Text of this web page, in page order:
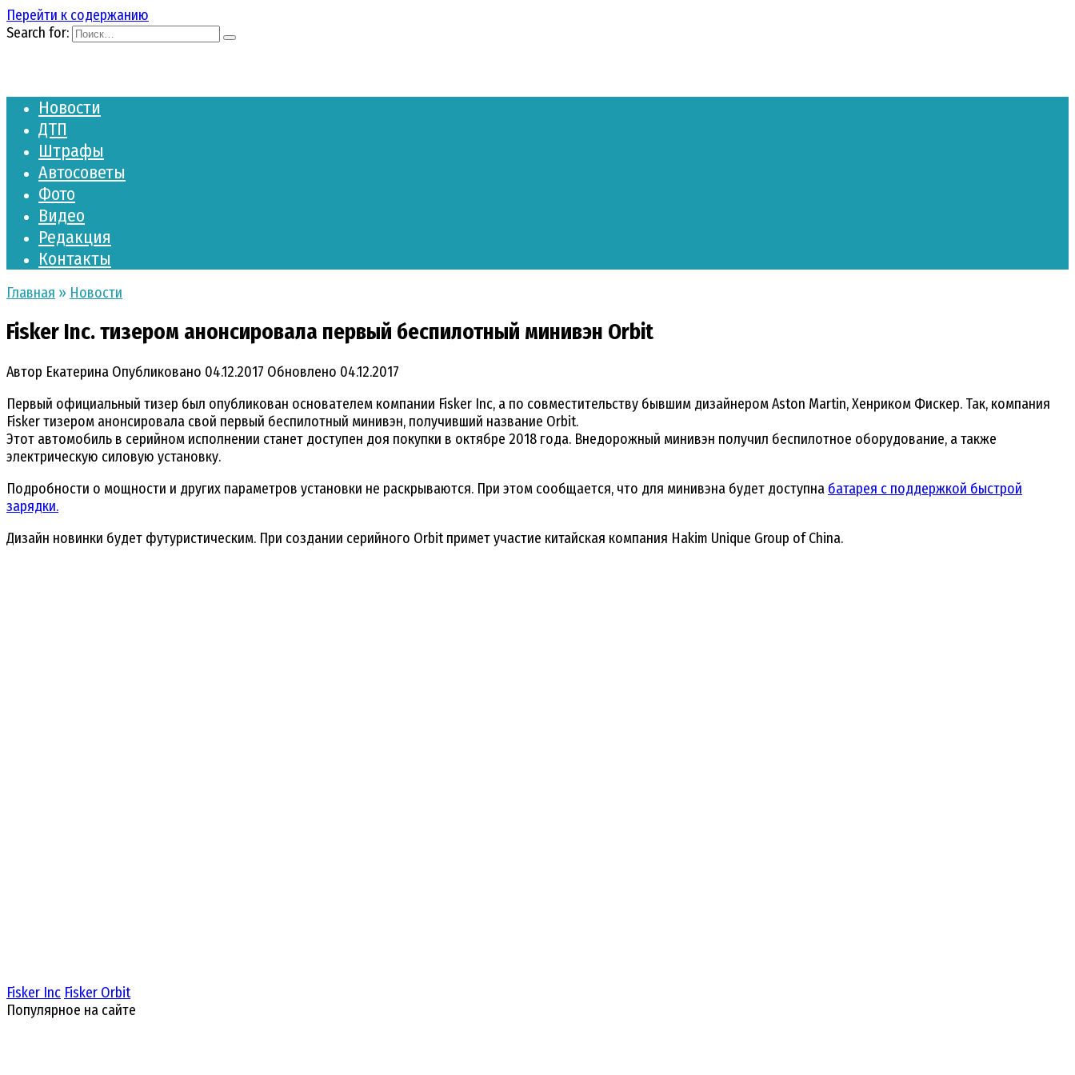
Перейти к содержанию
Search for:
Новости
ДТП
Штрафы
Автосоветы
Фото
Видео
Редакция
Контакты
Главная » Новости
Fisker Inc. тизером анонсировала первый беспилотный минивэн Orbit
Автор Екатерина Опубликовано 04.12.2017 Обновлено 04.12.2017
Первый официальный тизер был опубликован основателем компании Fisker Inc, а по совместительству бывшим дизайнером Aston Martin, Хенриком Фискер. Так, компания
Fisker тизером анонсировала свой первый беспилотный минивэн, получивший название Orbit.
Этот автомобиль в серийном исполнении станет доступен доя покупки в октябре 2018 года. Внедорожный минивэн получил беспилотное оборудование, а также
электрическую силовую установку.
Подробности о мощности и других параметров установки не раскрываются. При этом сообщается, что для минивэна будет доступна батарея с поддержкой быстрой
зарядки.
Дизайн новинки будет футуристическим. При создании серийного Orbit примет участие китайская компания Hakim Unique Group of China.
Fisker Inc Fisker Orbit
Популярное на сайте